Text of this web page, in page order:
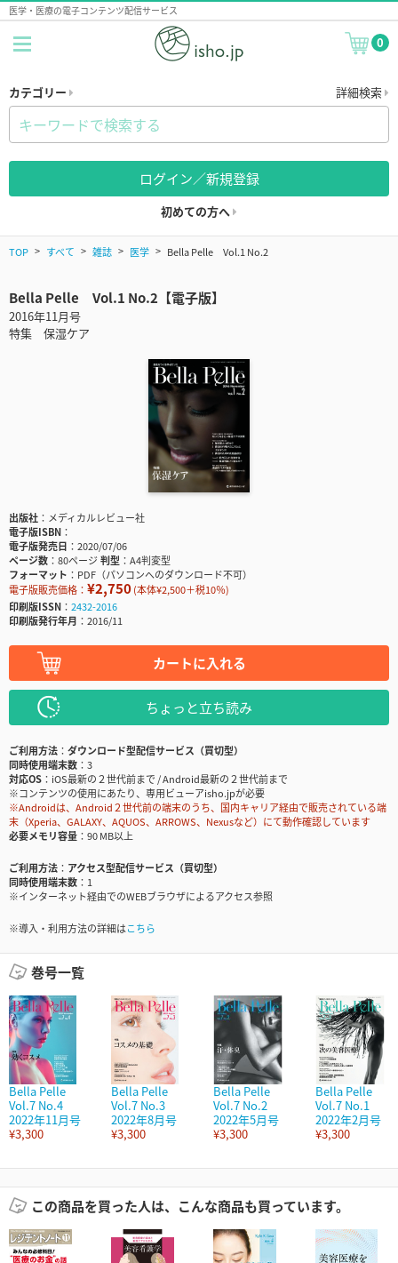
医学・医療の電子コンテンツ配信サービス
0
カテゴリー 詳細検索
ログイン／新規登録
初めての方へ
TOP すべて 雑誌 医学 Bella Pelle Vol.1 No.2
Bella Pelle Vol.1 No.2【電子版】
2016年11月号
特集 保湿ケア
出版社
メディカルレビュー社
電子版ISBN
電子版発売日
2020/07/06
ページ数
80ページ判型
A4判変型
フォーマット
PDF（パソコンへのダウンロード不可）
電子版販売価格： ¥2,750(本体¥2,500＋税10％)
印刷版ISSN
2432-2016
印刷版発行年月
2016/11
カートに入れる
ちょっと立ち読み
ご利用方法
ダウンロード型配信サービス（買切型）
同時使用端末数
3
対応OS
iOS最新の２世代前まで / Android最新の２世代前まで
※コンテンツの使用にあたり、専用ビューアisho.jpが必要
※Androidは、Android２世代前の端末のうち、国内キャリア経由で販売されている端
末（Xperia、GALAXY、AQUOS、ARROWS、Nexusなど）にて動作確認しています
必要メモリ容量
90 MB以上
ご利用方法
アクセス型配信サービス（買切型）
同時使用端末数
1
※インターネット経由でのWEBブラウザによるアクセス参照
※導入・利用方法の詳細はこちら
巻号一覧
Bella Pelle
Vol.7 No.4
2022年11月号
¥3,300
Bella Pelle
Vol.7 No.3
2022年8月号
¥3,300
Bella Pelle
Vol.7 No.2
2022年5月号
¥3,300
Bella Pelle
Vol.7 No.1
2022年2月号
¥3,300
この商品を買った人は、こんな商品も買っています。